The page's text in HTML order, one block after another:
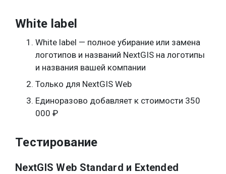
White label
White label — полное убирание или замена
логотипов и названий NextGIS на логотипы
и названия вашей компании
Только для NextGIS Web
Единоразово добавляет к стоимости 350
000 ₽
Тестирование
NextGIS Web Standard и Extended